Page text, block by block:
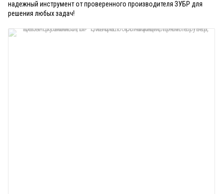
надежный инструмент от проверенного производителя ЗУБР для
решения любых задач!